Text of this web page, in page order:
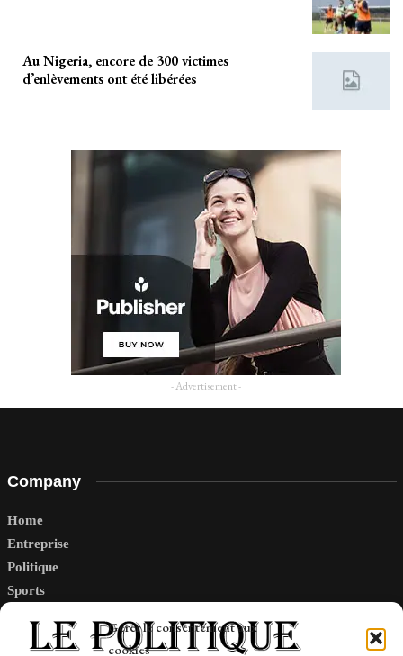
Gérer le consentement aux
cookies
Au Nigeria, encore de 300 victimes
d’enlèvements ont été libérées
- Advertisement -
Company
Home
Entreprise
Politique
Sports